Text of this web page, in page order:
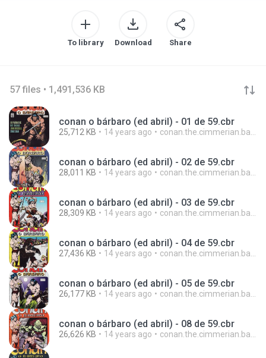
To library Download Share
57 files • 1,491,536 KB
conan o bárbaro (ed abril) - 01 de 59.cbr
25,712 KB 14 years ago conan.the.cimmerian.barbarian
conan o bárbaro (ed abril) - 02 de 59.cbr
28,011 KB 14 years ago conan.the.cimmerian.barbarian
conan o bárbaro (ed abril) - 03 de 59.cbr
28,309 KB 14 years ago conan.the.cimmerian.barbarian
conan o bárbaro (ed abril) - 04 de 59.cbr
27,436 KB 14 years ago conan.the.cimmerian.barbarian
conan o bárbaro (ed abril) - 05 de 59.cbr
26,177 KB 14 years ago conan.the.cimmerian.barbarian
conan o bárbaro (ed abril) - 08 de 59.cbr
26,626 KB 14 years ago conan.the.cimmerian.barbarian